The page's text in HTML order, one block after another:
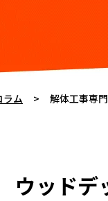
ラム > 解体工事専
ッドデ